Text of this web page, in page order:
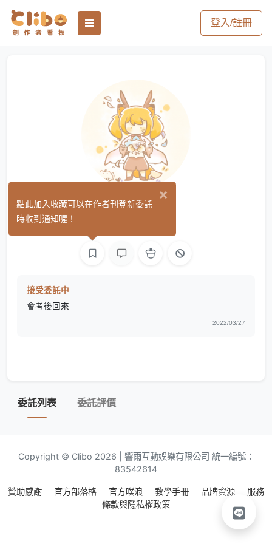
登入/註冊
舒琳 (0)
接受委託中
會考後回來
2022/03/27
委託列表 委託評價
Copyright © Clibo 2026 | 響雨互動娛樂有限公司 統一編號：
83542614
贊助感謝 官方部落格 官方噗浪 教學手冊 品牌資源
服務
條款與隱私權政策
×
點此加入收藏可以在作者刊登新委託
時收到通知喔！